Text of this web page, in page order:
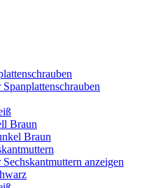
Braun
Braun
anzeigen